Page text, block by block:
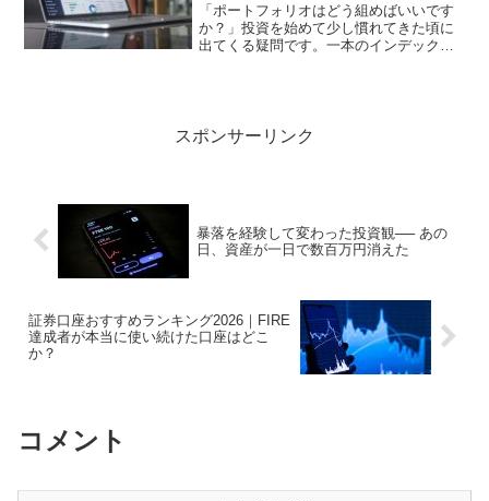
「ポートフォリオはどう組めばいいです
か？」投資を始めて少し慣れてきた頃に
出てくる疑問です。一本のインデックス
スポンサーリンク
暴落を経験して変わった投資観── あの
日、資産が一日で数百万円消えた
証券口座おすすめランキング2026｜FIRE
達成者が本当に使い続けた口座はどこ
か？
コメント